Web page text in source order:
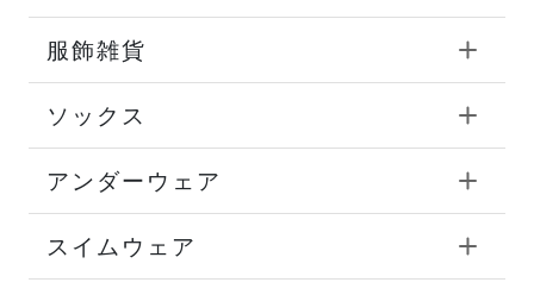
服飾雑貨
ソックス
アンダーウェア
スイムウェア